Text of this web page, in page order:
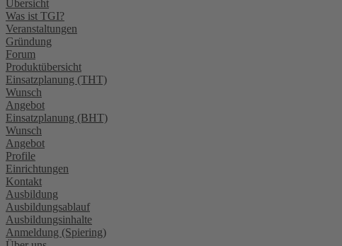
Übersicht
Was ist TGI?
Veranstaltungen
Gründung
Forum
Produktübersicht
Einsatzplanung (THT)
Wunsch
Angebot
Einsatzplanung (BHT)
Wunsch
Angebot
Profile
Einrichtungen
Kontakt
Ausbildung
Ausbildungsablauf
Ausbildungsinhalte
Anmeldung (Spiering)